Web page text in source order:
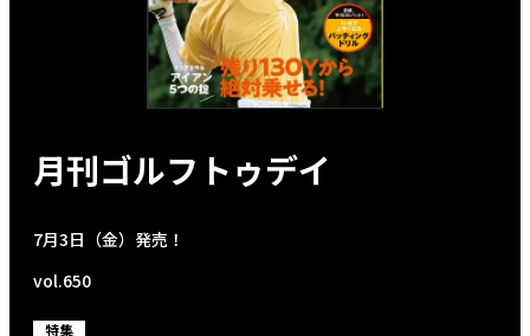
月刊ゴルフトゥデイ
7月3日（金）発売！
vol.650
特集